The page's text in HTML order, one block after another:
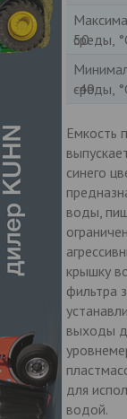
среды,
50
среды,
-40
Емкость
синего
воды,
крышку
фильтра
выходы
для
водой.